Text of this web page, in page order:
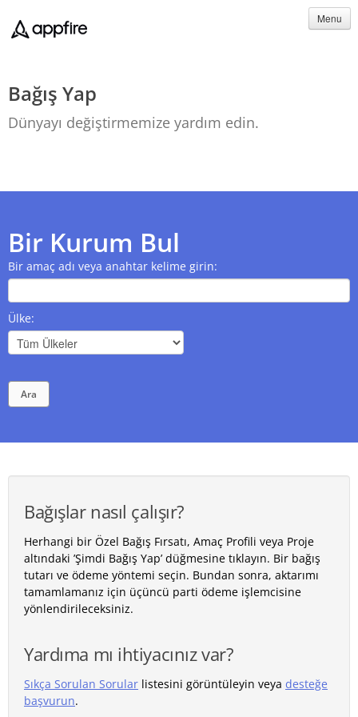
Menu
Bağış Yap
Dünyayı değiştirmemize yardım edin.
Bir Kurum Bul
Bir amaç adı veya anahtar kelime girin:
Ülke:
Ara
Bağışlar nasıl çalışır?
Herhangi bir Özel Bağış Fırsatı, Amaç Profili veya Proje
altındaki ’Şimdi Bağış Yap’ düğmesine tıklayın. Bir bağış
tutarı ve ödeme yöntemi seçin. Bundan sonra, aktarımı
tamamlamanız için üçüncü parti ödeme işlemcisine
yönlendirileceksiniz.
Yardıma mı ihtiyacınız var?
Sıkça Sorulan Sorular listesini görüntüleyin veya desteğe
başvurun.